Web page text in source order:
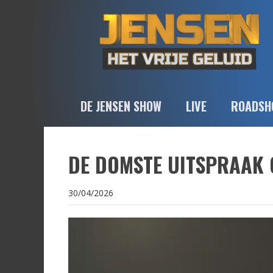
DE JENSEN SHOW LIVE
DE DOMSTE
30/04/2026